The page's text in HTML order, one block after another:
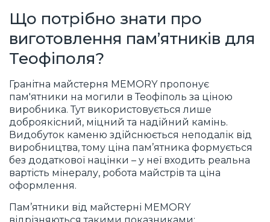
Що потрібно знати про
виготовлення пам’ятників для
Теофіполя?
Гранітна майстерня MEMORY пропонує
пам'ятники на могили в Теофіполь за ціною
виробника. Тут використовується лише
доброякісний, міцний та надійний камінь.
Видобуток каменю здійснюється неподалік від
виробництва, тому ціна пам’ятника формується
без додаткової націнки – у неї входить реальна
вартість мінералу, робота майстрів та ціна
оформлення.
Пам’ятники від майстерні MEMORY